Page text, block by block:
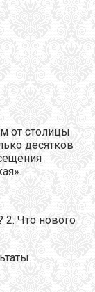
от столицы
десятков
2. Что нового